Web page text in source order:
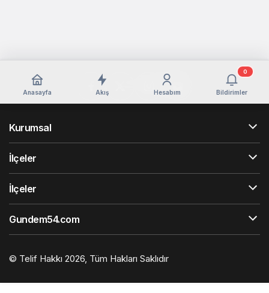
Anasayfa Akış Hesabım Bildirimler
0
Kurumsal
İlçeler
İlçeler
Gundem54.com
© Telif Hakkı 2026, Tüm Hakları Saklıdır